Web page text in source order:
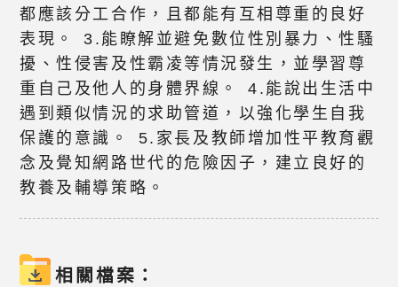
都應該分工合作，且都能有互相尊重的良好
表現。 3.能瞭解並避免數位性別暴力、性騷
擾、性侵害及性霸凌等情況發生，並學習尊
重自己及他人的身體界線。 4.能說出生活中
遇到類似情況的求助管道，以強化學生自我
保護的意識。 5.家長及教師增加性平教育觀
念及覺知網路世代的危險因子，建立良好的
教養及輔導策略。
相關檔案：